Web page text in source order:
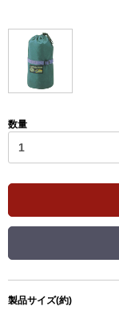
数量
製品サイズ(約)